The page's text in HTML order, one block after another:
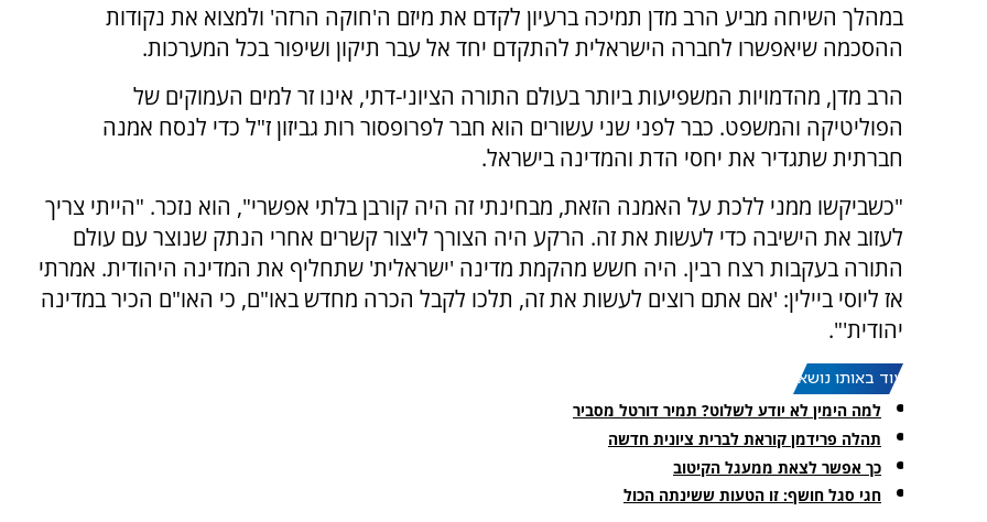
במהלך השיחה מביע הרב מדן תמיכה ברעיון לקדם את מיזם ה'חוקה הרזה' ולמצוא את נקודות
ההסכמה שיאפשרו לחברה הישראלית להתקדם יחד אל עבר תיקון ושיפור בכל המערכות.
הרב מדן, מהדמויות המשפיעות ביותר בעולם התורה הציוני-דתי, אינו זר למים העמוקים של
הפוליטיקה והמשפט. כבר לפני שני עשורים הוא חבר לפרופסור רות גביזון ז"ל כדי לנסח אמנה
חברתית שתגדיר את יחסי הדת והמדינה בישראל.
"כשביקשו ממני ללכת על האמנה הזאת, מבחינתי זה היה קורבן בלתי אפשרי", הוא נזכר. "הייתי צריך
לעזוב את הישיבה כדי לעשות את זה. הרקע היה הצורך ליצור קשרים אחרי הנתק שנוצר עם עולם
התורה בעקבות רצח רבין. היה חשש מהקמת מדינה 'ישראלית' שתחליף את המדינה היהודית. אמרתי
אז ליוסי ביילין: 'אם אתם רוצים לעשות את זה, תלכו לקבל הכרה מחדש באו"ם, כי האו"ם הכיר במדינה
יהודית'".
עוד באותו נושא:
למה הימין לא יודע לשלוט? תמיר דורטל מסביר
תהלה פרידמן קוראת לברית ציונית חדשה
כך אפשר לצאת ממעגל הקיטוב
חגי סגל חושף: זו הטעות ששינתה הכול